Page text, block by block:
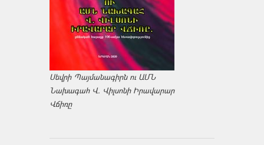
Սեվրի Պայմանագիրն ու ԱՄՆ
Նախագահ Վ. Վիլսոնի Իրավարար
Վճիռը